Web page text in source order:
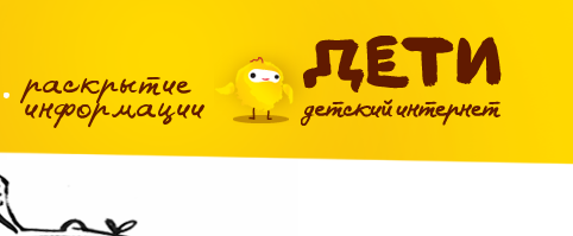
раскрытие
информации
Главная